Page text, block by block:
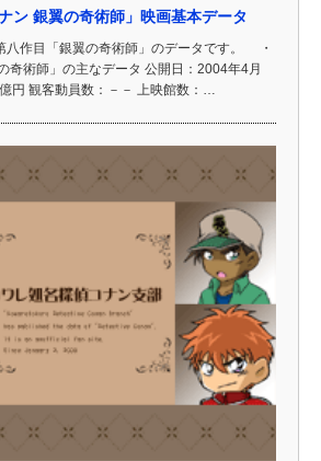
ン 銀翼の奇術師」映画基本データ
八作目「銀翼の奇術師」のデータです。 ・
奇術師」の主なデータ 公開日：2004年4月
円 観客動員数：－－ 上映館数：…